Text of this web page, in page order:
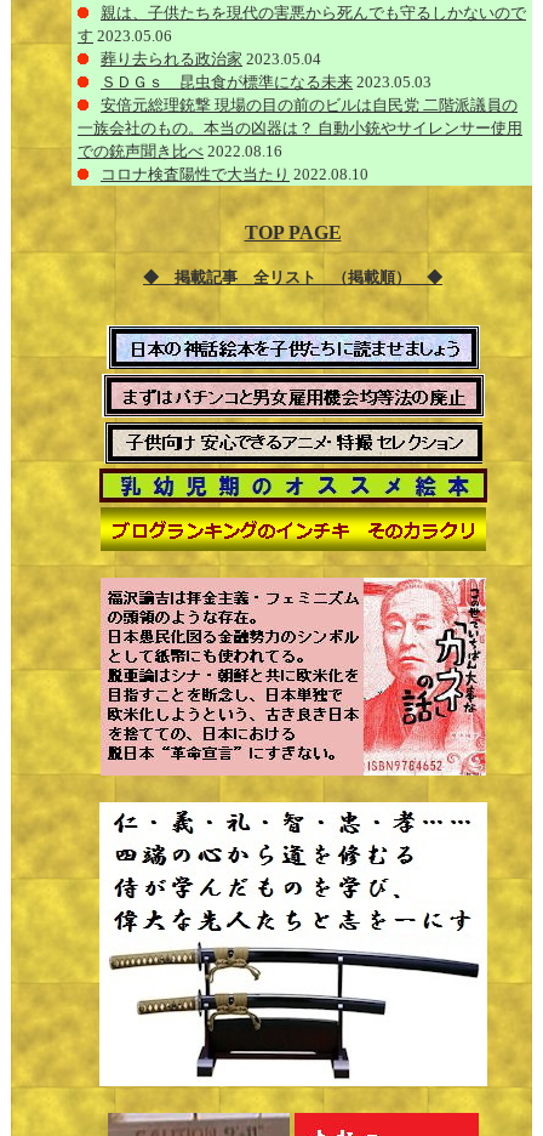
親は、子供たちを現代の害悪から死んでも守るしかないので
す 2023.05.06
葬り去られる政治家 2023.05.04
ＳＤＧｓ 昆虫食が標準になる未来 2023.05.03
安倍元総理銃撃 現場の目の前のビルは自民党 二階派議員の
一族会社のもの。本当の凶器は？ 自動小銃やサイレンサー使用
での銃声聞き比べ 2022.08.16
コロナ検査陽性で大当たり 2022.08.10
TOP PAGE
◆ 掲載記事 全リスト （掲載順） ◆